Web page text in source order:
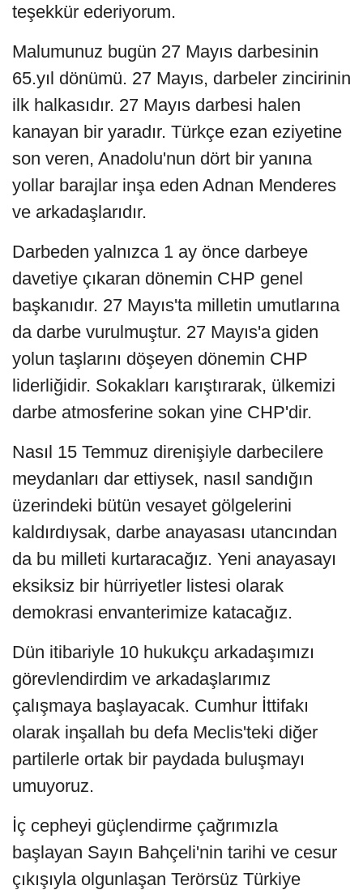
teşekkür ederiyorum.
Malumunuz bugün 27 Mayıs darbesinin
65.yıl dönümü. 27 Mayıs, darbeler zincirinin
ilk halkasıdır. 27 Mayıs darbesi halen
kanayan bir yaradır. Türkçe ezan eziyetine
son veren, Anadolu'nun dört bir yanına
yollar barajlar inşa eden Adnan Menderes
ve arkadaşlarıdır.
Darbeden yalnızca 1 ay önce darbeye
davetiye çıkaran dönemin CHP genel
başkanıdır. 27 Mayıs'ta milletin umutlarına
da darbe vurulmuştur. 27 Mayıs'a giden
yolun taşlarını döşeyen dönemin CHP
liderliğidir. Sokakları karıştırarak, ülkemizi
darbe atmosferine sokan yine CHP'dir.
Nasıl 15 Temmuz direnişiyle darbecilere
meydanları dar ettiysek, nasıl sandığın
üzerindeki bütün vesayet gölgelerini
kaldırdıysak, darbe anayasası utancından
da bu milleti kurtaracağız. Yeni anayasayı
eksiksiz bir hürriyetler listesi olarak
demokrasi envanterimize katacağız.
Dün itibariyle 10 hukukçu arkadaşımızı
görevlendirdim ve arkadaşlarımız
çalışmaya başlayacak. Cumhur İttifakı
olarak inşallah bu defa Meclis'teki diğer
partilerle ortak bir paydada buluşmayı
umuyoruz.
İç cepheyi güçlendirme çağrımızla
başlayan Sayın Bahçeli'nin tarihi ve cesur
çıkışıyla olgunlaşan Terörsüz Türkiye